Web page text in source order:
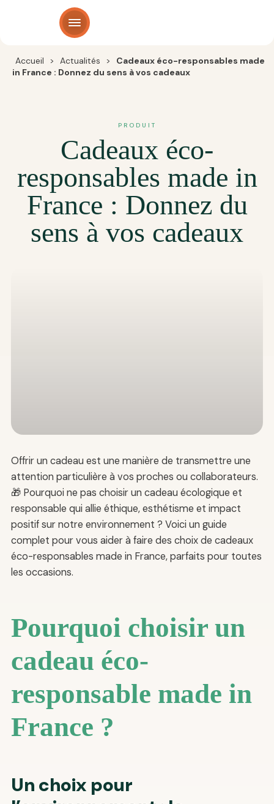
Panneau de gestion des cookies
Accueil > Actualités >
Cadeaux éco-responsables made
in France : Donnez du sens à vos cadeaux
PRODUIT
Cadeaux éco-
responsables made in
France : Donnez du
sens à vos cadeaux
Offrir un cadeau est une manière de transmettre une
attention particulière à vos proches ou collaborateurs.
🎁 Pourquoi ne pas choisir un cadeau écologique et
responsable qui allie éthique, esthétisme et impact
positif sur notre environnement ? Voici un guide
complet pour vous aider à faire des choix de cadeaux
éco-responsables made in France, parfaits pour toutes
les occasions.
Pourquoi choisir un
cadeau éco-
responsable made in
France ?
Un choix pour